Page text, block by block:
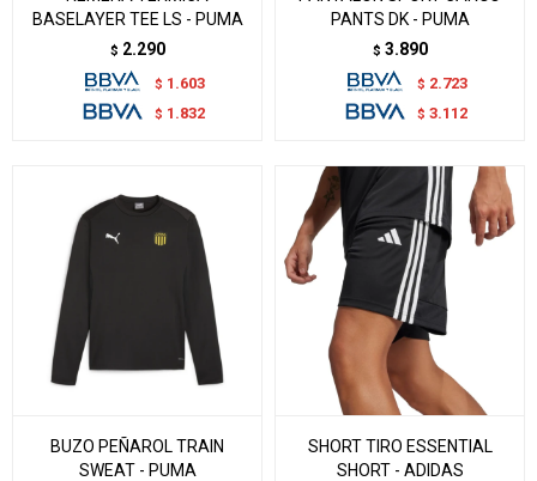
BASELAYER TEE LS - PUMA
$ 2.290
$ 1.603
$ 1.832
PANTS DK - PUMA
$ 3.890
$ 2.723
$ 3.112
BUZO PEÑAROL TRAIN
SWEAT - PUMA
SHORT TIRO ESSENTIAL
SHORT - ADIDAS